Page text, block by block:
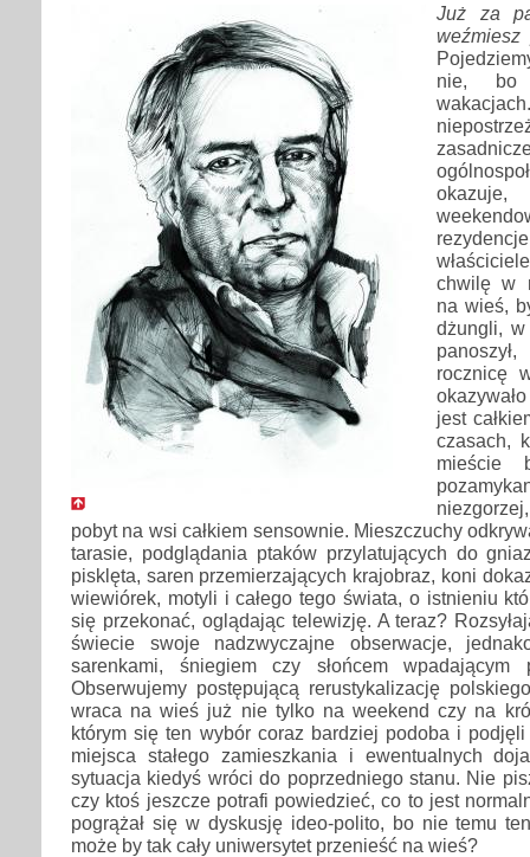
Już za
nie, bo
chwilę w
na wieś,
dżungli, w
rocznicę
jest
czasach,
mieście
pobyt na wsi całkiem sensownie. Mieszczuchy
tarasie, podglądania ptaków przylatujących do
pisklęta, saren przemierzających krajobraz, koni
wiewiórek, motyli i całego tego świata, o istnieniu
się przekonać, oglądając telewizję. A teraz?
świecie swoje nadzwyczajne obserwacje,
sarenkami, śniegiem czy słońcem
Obserwujemy postępującą rerustykalizację
wraca na wieś już nie tylko na weekend czy na
którym się ten wybór coraz bardziej podoba i
miejsca stałego zamieszkania i ewentualnych
sytuacja kiedyś wróci do poprzedniego stanu. Nie
czy ktoś jeszcze potrafi powiedzieć, co to jest
pogrążał się w dyskusję ideo-polito, bo nie temu
może by tak cały uniwersytet przenieść na wieś?